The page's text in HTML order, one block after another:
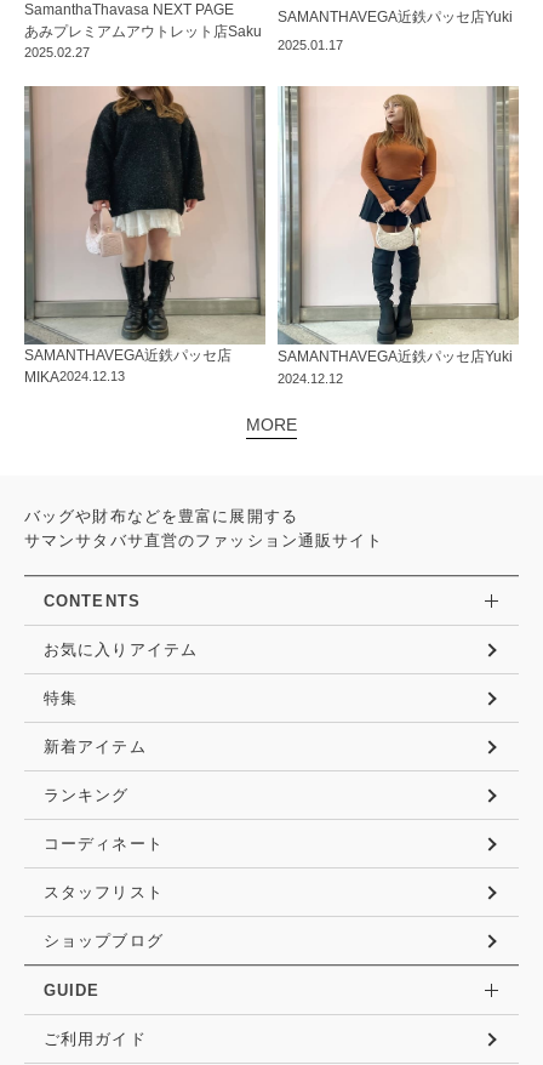
2025.02.27
SamanthaThavasa NEXT PAGE
あみプレミアムアウトレット店Saku
2025.01.17
SAMANTHAVEGA近鉄パッセ店Yuki
2024.12.13
SAMANTHAVEGA近鉄パッセ店
MIKA
2024.12.12
SAMANTHAVEGA近鉄パッセ店Yuki
MORE
バッグや財布などを豊富に展開する
サマンサタバサ直営のファッション通販サイト
CONTENTS
お気に入りアイテム
特集
新着アイテム
ランキング
コーディネート
スタッフリスト
ショップブログ
GUIDE
ご利用ガイド